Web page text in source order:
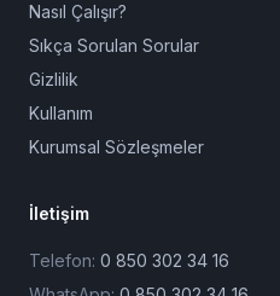
Nasıl Çalışır?
Sıkça Sorulan Sorular
Gizlilik
Kullanım
Kurumsal Sözleşmeler
İletişim
Telefon: 0 850 302 34 16